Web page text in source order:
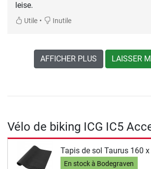
leise.
Utile • Inutile
AFFICHER PLUS LAISSER
Vélo de biking ICG IC5
Tapis de sol Taurus 160
En stock à Bodegraven